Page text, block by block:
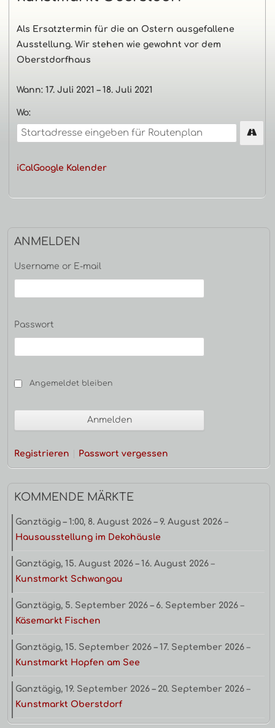
Als Ersatztermin für die an Ostern ausgefallene
Ausstellung. Wir stehen wie gewohnt vor dem
Oberstdorfhaus
Wann: 17. Juli 2021 – 18. Juli 2021
Wo:
iCalGoogle Kalender
Haupt-
Seitenleiste
ANMELDEN
Username or E-mail
Passwort
Angemeldet bleiben
Registrieren Passwort vergessen
KOMMENDE MÄRKTE
Ganztägig – 1:00, 8. August 2026 – 9. August 2026 –
Hausausstellung im Dekohäusle
Ganztägig, 15. August 2026 – 16. August 2026 –
Kunstmarkt Schwangau
Ganztägig, 5. September 2026 – 6. September 2026 –
Käsemarkt Fischen
Ganztägig, 15. September 2026 – 17. September 2026 –
Kunstmarkt Hopfen am See
Ganztägig, 19. September 2026 – 20. September 2026 –
Kunstmarkt Oberstdorf